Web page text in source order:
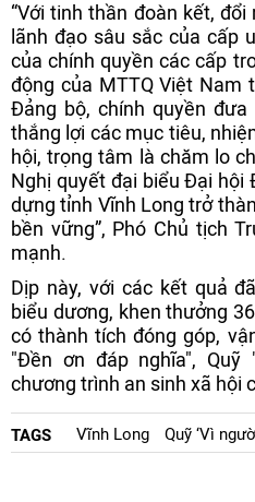
“Với tinh thần đoàn kết,
lãnh đạo sâu sắc của cấp
của chính quyền các cấp
động của MTTQ Việt Nam
Đảng bộ, chính quyền
thắng lợi các mục tiêu,
hội, trọng tâm là chăm lo
Nghị quyết đại biểu Đại hội
dựng tỉnh Vĩnh Long trở
bền vững”, Phó Chủ tịch
mạnh.
Dịp này, với các kết quả
biểu dương, khen thưởng
có thành tích đóng góp,
"Đền ơn đáp nghĩa", Quỹ
chương trình an sinh xã hội
TAGS Vĩnh Long Quỹ ‘Vì